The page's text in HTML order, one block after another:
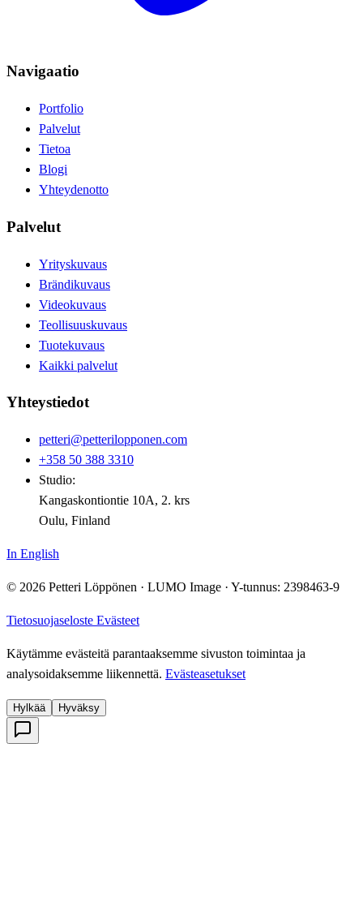
Navigaatio
Portfolio
Palvelut
Tietoa
Blogi
Yhteydenotto
Palvelut
Yrityskuvaus
Brändikuvaus
Videokuvaus
Teollisuuskuvaus
Tuotekuvaus
Kaikki palvelut
Yhteystiedot
petteri@petterilopponen.com
+358 50 388 3310
Studio:
Kangaskontiontie 10A, 2. krs
Oulu, Finland
In English
© 2026 Petteri Löppönen · LUMO Image · Y-tunnus: 2398463-9
Tietosuojaseloste Evästeet
Käytämme evästeitä parantaaksemme sivuston toimintaa ja
analysoidaksemme liikennettä. Evästeasetukset
Hylkää Hyväksy